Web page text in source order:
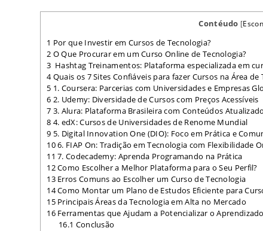
Contéudo [
1 Por que Investir em Cursos de Tecnologia?
2 O Que Procurar em um Curso Online de Tecnologia?
3 Hashtag Treinamentos: Plataforma especializada em
4Quais os 7 Sites Confiáveis para fazer Cursos na Área de
5 1. Coursera: Parcerias com Universidades e Empresas
6 2. Udemy: Diversidade de Cursos com Preços Acessíveis
7 3. Alura: Plataforma Brasileira com Conteúdos
8 4. edX: Cursos de Universidades de Renome Mundial
9 5. Digital Innovation One (DIO): Foco em Prática e
106. FIAP On: Tradição em Tecnologia com Flexibilidade
11 7. Codecademy: Aprenda Programando na Prática
12Como Escolher a Melhor Plataforma para o Seu Perfil?
13Erros Comuns ao Escolher um Curso de Tecnologia
14Como Montar um Plano de Estudos Eficiente para
15Principais Áreas da Tecnologia em Alta no Mercado
16Ferramentas que Ajudam a Potencializar o Aprendizado
16.1 Conclusão